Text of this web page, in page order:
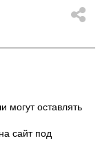
могут оставлять
сайт под